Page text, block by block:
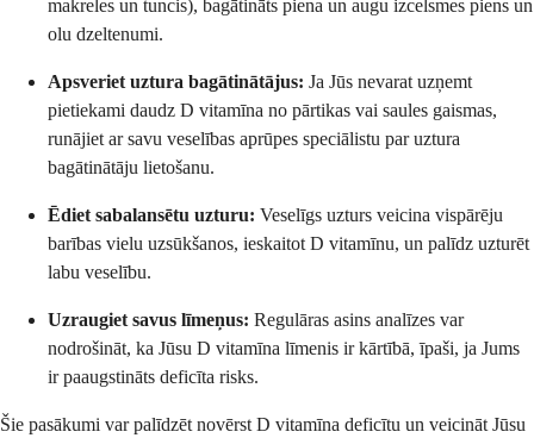
makreles un tuncis), bagātināts piena un augu izcelsmes piens un
olu dzeltenumi.
Apsveriet uztura bagātinātājus: Ja Jūs nevarat uzņemt
pietiekami daudz D vitamīna no pārtikas vai saules gaismas,
runājiet ar savu veselības aprūpes speciālistu par uztura
bagātinātāju lietošanu.
Ēdiet sabalansētu uzturu: Veselīgs uzturs veicina vispārēju
barības vielu uzsūkšanos, ieskaitot D vitamīnu, un palīdz uzturēt
labu veselību.
Uzraugiet savus līmeņus: Regulāras asins analīzes var
nodrošināt, ka Jūsu D vitamīna līmenis ir kārtībā, īpaši, ja Jums
ir paaugstināts deficīta risks.
Šie pasākumi var palīdzēt novērst D vitamīna deficītu un veicināt Jūsu